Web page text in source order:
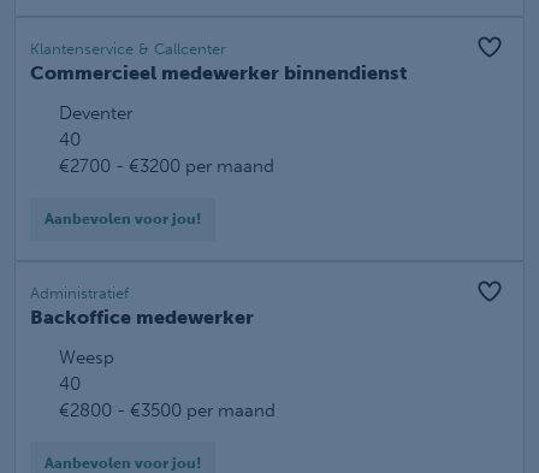
Klantenservice & Callcenter
Commercieel medewerker binnendienst
Deventer
40
€2700 - €3200 per maand
Aanbevolen voor jou!
Administratief
Backoffice medewerker
Weesp
40
€2800 - €3500 per maand
Aanbevolen voor jou!